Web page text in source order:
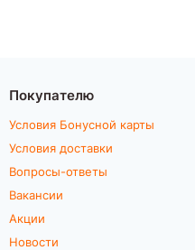
Покупателю
Условия Бонусной карты
Условия доставки
Вопросы-ответы
Вакансии
Акции
Новости